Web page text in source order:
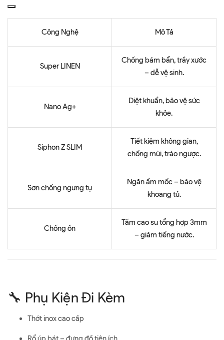
Công Nghệ Mô Tả
Super LINEN
Chống bám bẩn, trầy xước
– dễ vệ sinh.
Nano Ag+
Diệt khuẩn, bảo vệ sức
khỏe.
Siphon Z SLIM
Tiết kiệm không gian,
chống mùi, trào ngược.
Sơn chống ngưng tụ
Ngăn ẩm mốc – bảo vệ
khoang tủ.
Chống ồn
Tấm cao su tổng hợp 3mm
– giảm tiếng nước.
🔧 Phụ Kiện Đi Kèm
Thớt inox cao cấp